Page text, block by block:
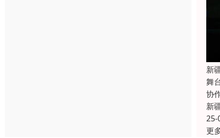
新
舞
协
新
25-
更